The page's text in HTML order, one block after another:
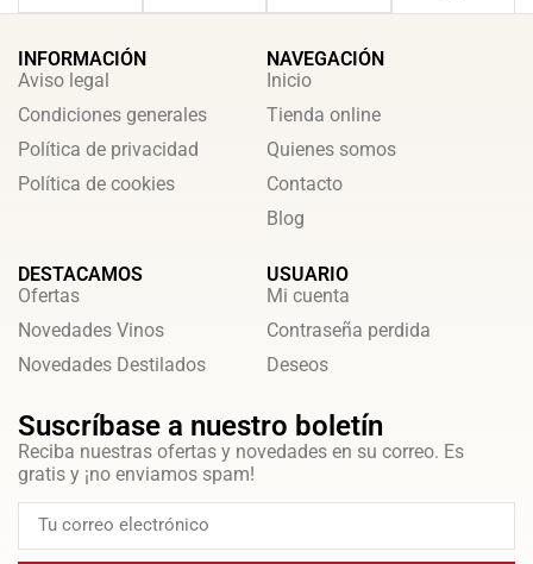
INFORMACIÓN
Aviso legal
Condiciones generales
Política de privacidad
Política de cookies
NAVEGACIÓN
Inicio
Tienda online
Quienes somos
Contacto
Blog
DESTACAMOS
Ofertas
Novedades Vinos
Novedades Destilados
USUARIO
Mi cuenta
Contraseña perdida
Deseos
Suscríbase a nuestro boletín
Reciba nuestras ofertas y novedades en su correo. Es
gratis y ¡no enviamos spam!